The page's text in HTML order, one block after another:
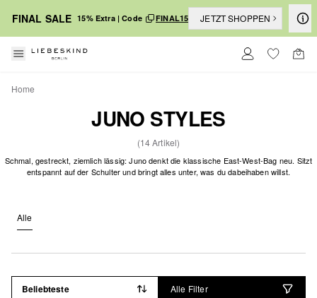
FINAL SALE 15% Extra | Code FINAL15 JETZT SHOPPEN
Home
JUNO STYLES
(14 Artikel)
Schmal, gestreckt, ziemlich lässig: Juno denkt die klassische East-West-Bag neu. Sitzt
entspannt auf der Schulter und bringt alles unter, was du dabeihaben willst.
Alle
Alle Filter
Beliebteste